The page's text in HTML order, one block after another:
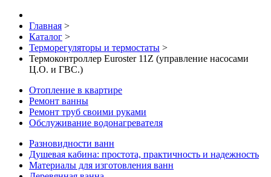
Главная >
Каталог >
Терморегуляторы и термостаты >
Термоконтроллер Euroster 11Z (управление насосами
Ц.О. и ГВС.)
Отопление в квартире
Ремонт ванны
Ремонт труб своими руками
Обслуживание водонагревателя
Разновидности ванн
Душевая кабина: простота, практичность и надежность
Материалы для изготовления ванн